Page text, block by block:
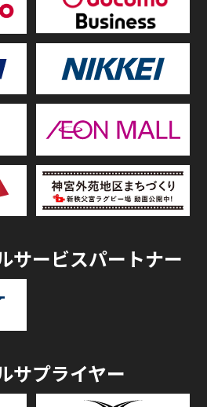
サービスパートナー
サプライヤー